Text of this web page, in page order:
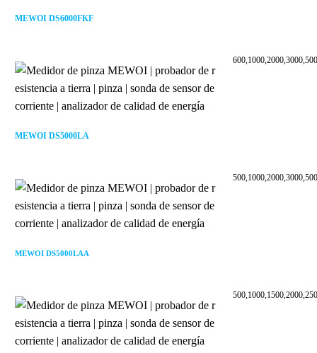
MEWOI DS6000FKF
MEWOI DS5000LA
MEWOI DS5000LAA